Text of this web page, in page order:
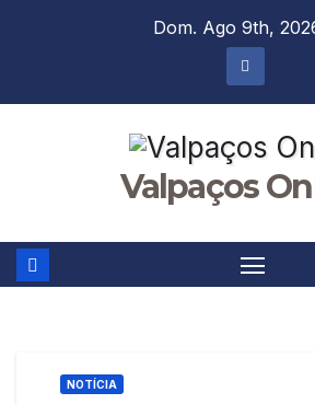
Dom. Ago 9th,
Valpaços
NOTÍCIA